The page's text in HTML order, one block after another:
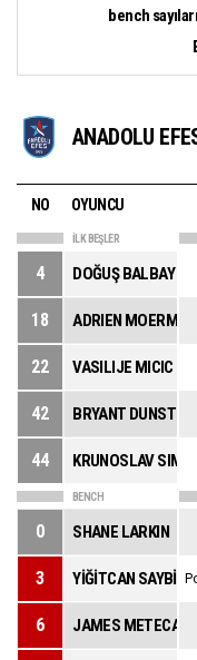
bench
ANADOLU
NO OYUNCU
İLK BEŞLER
4 DOĞUŞ BALBAY
18 ADRIEN MOERMAN
22 VASILIJE MICIC
42 BRYANT DUNSTON
44 KRUNOSLAV SIMON
BENCH
0 SHANE LARKIN
3 YİĞİTCAN SAYBİR
6